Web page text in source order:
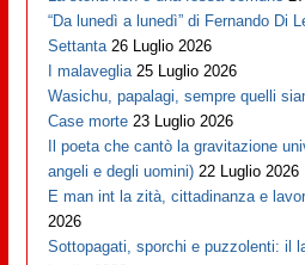
“Da lunedì a lunedì” di Fernando Di
Settanta 26 Luglio 2026
I malaveglia 25 Luglio 2026
Wasichu, papalagi, sempre quelli
Case morte 23 Luglio 2026
Il poeta che cantò la gravitazione
angeli e degli uomini) 22 Luglio 2026
E man int la zità, cittadinanza e
2026
Sottopagati, sporchi e puzzolenti: il